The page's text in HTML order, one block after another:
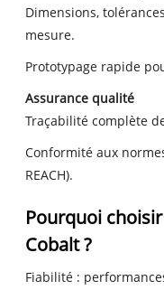
Dimensions,
mesure.
Prototypage rapide
Assurance qualité
Traçabilité complète
Conformité aux
REACH).
Pourquoi
Cobalt ?
Fiabilité :